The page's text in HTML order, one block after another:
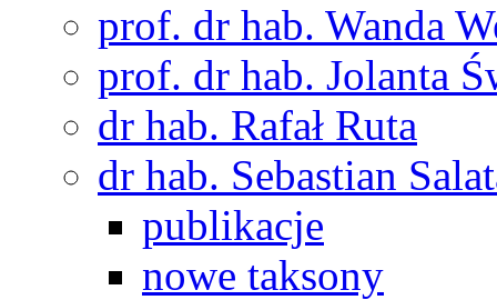
prof. dr hab. Wanda
prof. dr hab. Jolanta
dr hab. Rafał Ruta
dr hab. Sebastian
publikacje
nowe taksony